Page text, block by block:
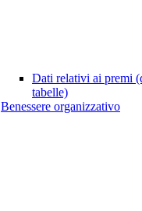
Dati relativi ai premi
tabelle)
Benessere organizzativo